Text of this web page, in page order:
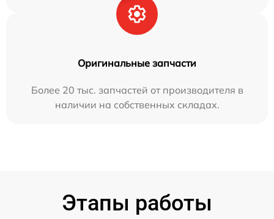
Оригинальные запчасти
Более 20 тыс. запчастей от производителя в
наличии на собственных складах.
Этапы работы